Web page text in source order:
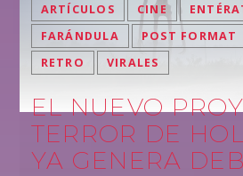
FACEBOOK
ARTÍCULOS CINE
FARÁNDULA
POST FORMAT
RETRO
VIRALES
EL NUEVO
TERROR DE
YA GENERA